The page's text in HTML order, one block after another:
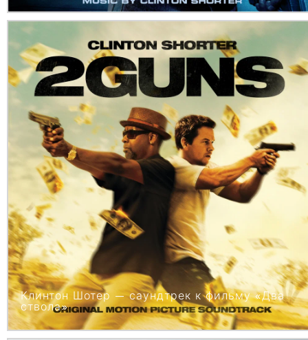
Клинтон Шотер — саундтрек к фильму «Два
ствола»